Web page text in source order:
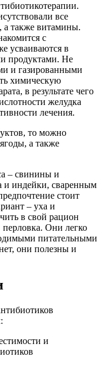
все
а также витамины.
с
усваиваются в
продуктами. Не
и газированными
химическую
в результате чего
желудка
лечения.
то можно
а также
– свинины и
и индейки, сваренным
стоит
– уха и
в свой рацион
перловка. Они легко
питательными
они полезны и
и